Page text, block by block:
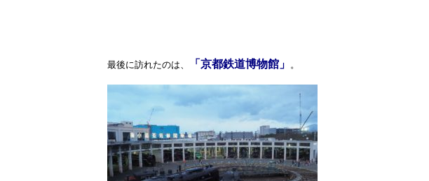
最後に訪れたのは、 「京都鉄道博物館」 。